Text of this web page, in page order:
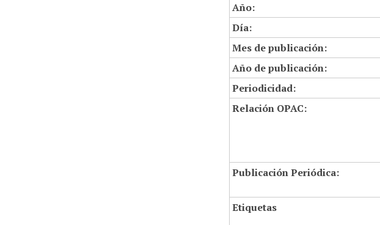
Año:
Día:
Mes de publicación:
Año de publicación:
Periodicidad:
Relación OPAC:
Publicación Periódica:
Etiquetas